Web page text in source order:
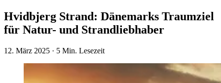
Hvidbjerg Strand: Dänemarks Traumziel
für Natur- und Strandliebhaber
12. März 2025 · 5 Min. Lesezeit